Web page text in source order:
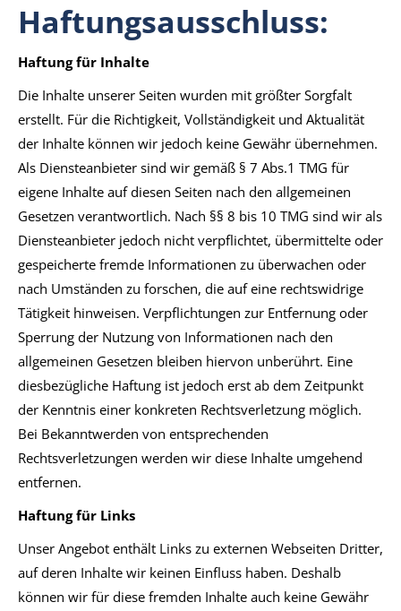
Haftungsausschluss:
Haftung für Inhalte
Die Inhalte unserer Seiten wurden mit größter Sorgfalt
erstellt. Für die Richtigkeit, Vollständigkeit und Aktualität
der Inhalte können wir jedoch keine Gewähr übernehmen.
Als Diensteanbieter sind wir gemäß § 7 Abs.1 TMG für
eigene Inhalte auf diesen Seiten nach den allgemeinen
Gesetzen verantwortlich. Nach §§ 8 bis 10 TMG sind wir als
Diensteanbieter jedoch nicht verpflichtet, übermittelte oder
gespeicherte fremde Informationen zu überwachen oder
nach Umständen zu forschen, die auf eine rechtswidrige
Tätigkeit hinweisen. Verpflichtungen zur Entfernung oder
Sperrung der Nutzung von Informationen nach den
allgemeinen Gesetzen bleiben hiervon unberührt. Eine
diesbezügliche Haftung ist jedoch erst ab dem Zeitpunkt
der Kenntnis einer konkreten Rechtsverletzung möglich.
Bei Bekanntwerden von entsprechenden
Rechtsverletzungen werden wir diese Inhalte umgehend
entfernen.
Haftung für Links
Unser Angebot enthält Links zu externen Webseiten Dritter,
auf deren Inhalte wir keinen Einfluss haben. Deshalb
können wir für diese fremden Inhalte auch keine Gewähr